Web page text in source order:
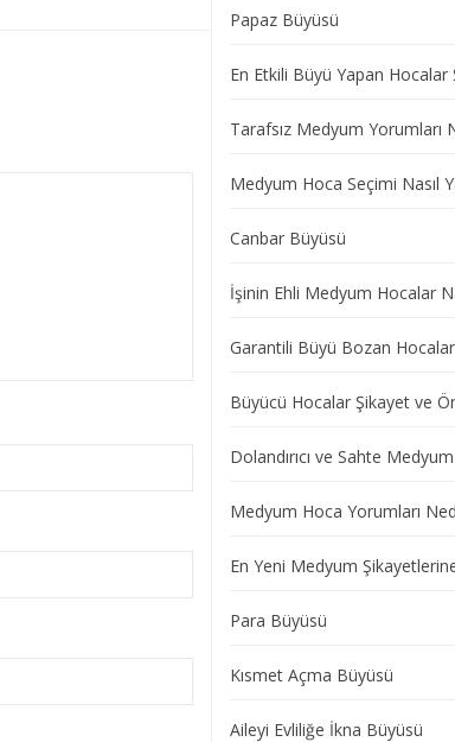
Papaz Büyüsü
En Etkili Büyü Yapan
Tarafsız Medyum Yorumları
Medyum Hoca Seçimi Nasıl
Canbar Büyüsü
İşinin Ehli Medyum Hocalar
Garantili Büyü Bozan
Büyücü Hocalar Şikayet ve
Dolandırıcı ve Sahte
Medyum Hoca Yorumları
En Yeni Medyum Şikayetlerine
Para Büyüsü
Kısmet Açma Büyüsü
Aileyi Evliliğe İkna Büyüsü